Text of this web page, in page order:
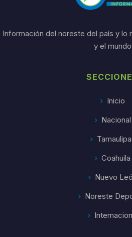
Información del noreste del país y
y el mundo
Inicio
Nacional
Coahuila
Nuevo
Noreste